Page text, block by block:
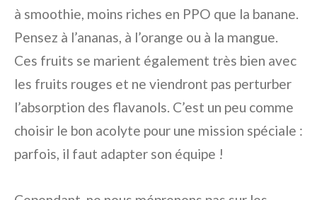
à smoothie, moins riches en PPO que la banane.
Pensez à l’ananas, à l’orange ou à la mangue.
Ces fruits se marient également très bien avec
les fruits rouges et ne viendront pas perturber
l’absorption des flavanols. C’est un peu comme
choisir le bon acolyte pour une mission spéciale :
parfois, il faut adapter son équipe !